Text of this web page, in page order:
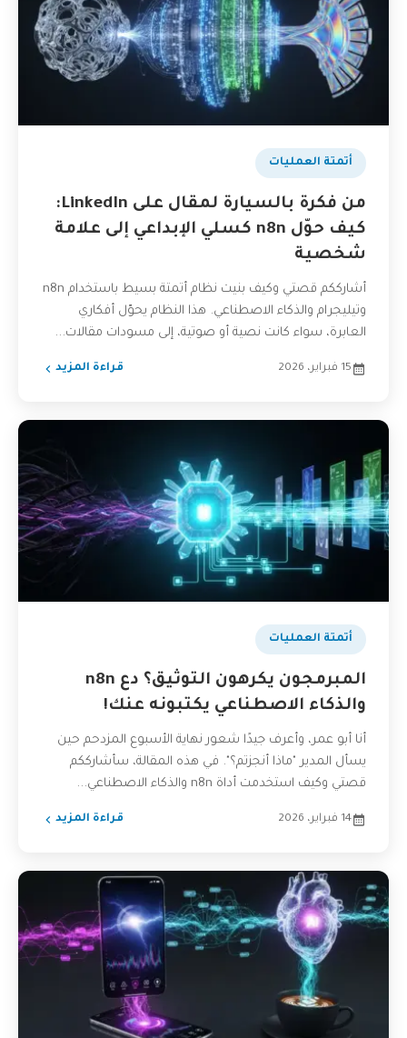
أتمتة العمليات
من فكرة بالسيارة لمقال على LinkedIn:
كيف حوّل n8n كسلي الإبداعي إلى علامة
شخصية
أشارككم قصتي وكيف بنيت نظام أتمتة بسيط باستخدام n8n
وتيليجرام والذكاء الاصطناعي. هذا النظام يحوّل أفكاري
العابرة، سواء كانت نصية أو صوتية، إلى مسودات مقالات...
15 فبراير، 2026 قراءة المزيد
أتمتة العمليات
المبرمجون يكرهون التوثيق؟ دع n8n
والذكاء الاصطناعي يكتبونه عنك!
أنا أبو عمر، وأعرف جيدًا شعور نهاية الأسبوع المزدحم حين
يسأل المدير "ماذا أنجزتم؟". في هذه المقالة، سأشارككم
قصتي وكيف استخدمت أداة n8n والذكاء الاصطناعي...
14 فبراير، 2026 قراءة المزيد